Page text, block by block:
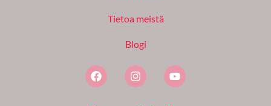
Tietoa meistä
Blogi
F
a
I
n
Y
o